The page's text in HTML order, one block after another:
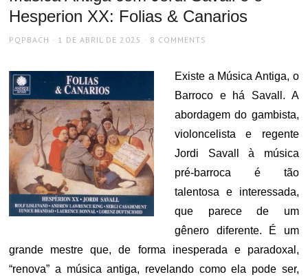
Hesperion XX: Folias & Canarios
AUTHOR
PQPBACH
POSTED
1 DE ABRIL DE 2025 8 COMMENTS
Existe a Música Antiga, o
Barroco e há Savall. A
abordagem do gambista,
violoncelista e regente
Jordi Savall à música
pré-barroca é tão
talentosa e interessada,
que parece de um
gênero diferente. É um
grande mestre que, de forma inesperada e paradoxal,
“renova” a música antiga, revelando como ela pode ser,